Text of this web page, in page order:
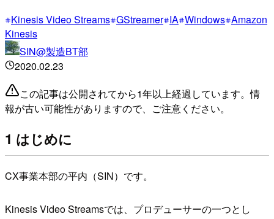
Kinesis Video Streams GStreamer IA Windows Amazon
Kinesis
SIN@製造BT部
2020.02.23
この記事は公開されてから1年以上経過しています。情
報が古い可能性がありますので、ご注意ください。
1 はじめに
CX事業本部の平内（SIN）です。
Kinesis Video Streamsでは、プロデューサーの一つとし